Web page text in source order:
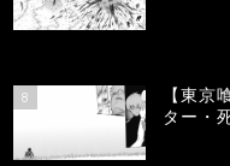
8
【東京
ター・